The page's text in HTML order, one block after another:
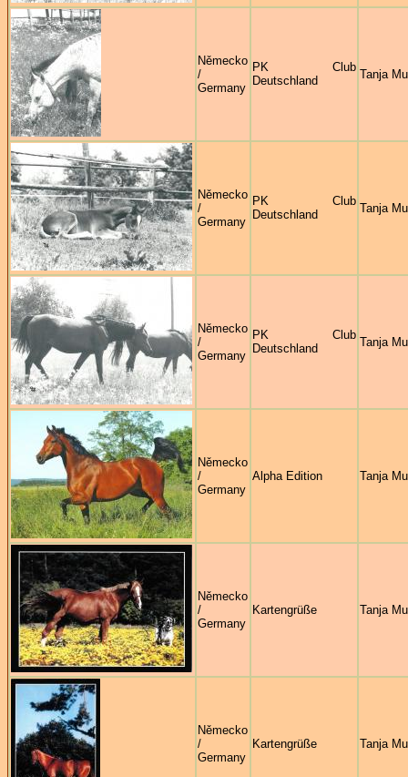
Německo
/
Germany
PK Club
Deutschland
Tanja
Německo
/
Germany
PK Club
Deutschland
Tanja
Německo
/
Germany
PK Club
Deutschland
Tanja
Německo
/
Germany
Alpha Edition Tanja
Německo
/
Germany
Kartengrüße Tanja
Německo
/
Germany
Kartengrüße Tanja